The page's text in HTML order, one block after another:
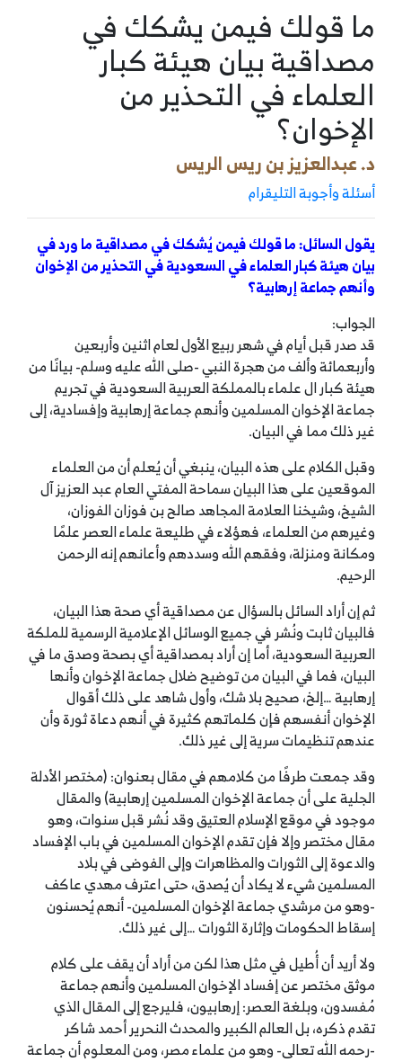
ما قولك فيمن يشكك في
مصداقية بيان هيئة كبار
العلماء في التحذير من
الإخوان؟
د. عبدالعزيز بن ريس الريس
أسئلة وأجوبة التليقرام
يقول السائل: ما قولك فيمن يُشكك في مصداقية ما ورد في
بيان هيئة كبار العلماء في السعودية في التحذير من الإخوان
وأنهم جماعة إرهابية؟
الجواب:
قد صدر قبل أيام في شهر ربيع الأول لعام اثنين وأربعين
وأربعمائة وألف من هجرة النبي -صلى الله عليه وسلم- بيانًا من
هيئة كبار ال علماء بالمملكة العربية السعودية في تجريم
جماعة الإخوان المسلمين وأنهم جماعة إرهابية وإفسادية، إلى
غير ذلك مما في البيان.
وقبل الكلام على هذه البيان، ينبغي أن يُعلم أن من العلماء
الموقعين على هذا البيان سماحة المفتي العام عبد العزيز آل
الشيخ، وشيخنا العلامة المجاهد صالح بن فوزان الفوزان،
وغيرهم من العلماء، فهؤلاء في طليعة علماء العصر علمًا
ومكانة ومنزلة، وفقهم الله وسددهم وأعانهم إنه الرحمن
الرحيم.
ثم إن أراد السائل بالسؤال عن مصداقية أي صحة هذا البيان،
فالبيان ثابت ونُشر في جميع الوسائل الإعلامية الرسمية للملكة
العربية السعودية، أما إن أراد بمصداقية أي بصحة وصدق ما في
البيان، فما في البيان من توضيح ضلال جماعة الإخوان وأنها
إرهابية …إلخ، صحيح بلا شك، وأول شاهد على ذلك أقوال
الإخوان أنفسهم فإن كلماتهم كثيرة في أنهم دعاة ثورة وأن
عندهم تنظيمات سرية إلى غير ذلك.
وقد جمعت طرفًا من كلامهم في مقال بعنوان: (مختصر الأدلة
الجلية على أن جماعة الإخوان المسلمين إرهابية) والمقال
موجود في موقع الإسلام العتيق وقد نُشر قبل سنوات، وهو
مقال مختصر وإلا فإن تقدم الإخوان المسلمين في باب الإفساد
والدعوة إلى الثورات والمظاهرات وإلى الفوضى في بلاد
المسلمين شيء لا يكاد أن يُصدق، حتى اعترف مهدي عاكف
-وهو من مرشدي جماعة الإخوان المسلمين- أنهم يُحسنون
إسقاط الحكومات وإثارة الثورات …إلى غير ذلك.
ولا أريد أن أُطيل في مثل هذا لكن من أراد أن يقف على كلام
موثق مختصر عن إفساد الإخوان المسلمين وأنهم جماعة
مُفسدون، وبلغة العصر: إرهابيون، فليرجع إلى المقال الذي
تقدم ذكره، بل العالم الكبير والمحدث النحرير أحمد شاكر
-رحمه الله تعالى- وهو من علماء مصر، ومن المعلوم أن جماعة